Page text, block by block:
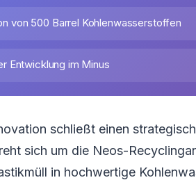
von 500 Barrel Kohlenwasserstoffen
Entwicklung im Minus
schließt einen
sich um die Neos-
in hochwertige